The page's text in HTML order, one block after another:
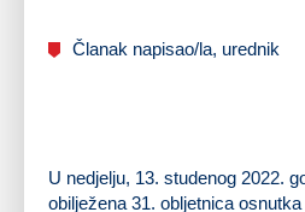
Članak napisao/la, urednik
U nedjelju, 13. studenog 2022.
obilježena 31. obljetnica